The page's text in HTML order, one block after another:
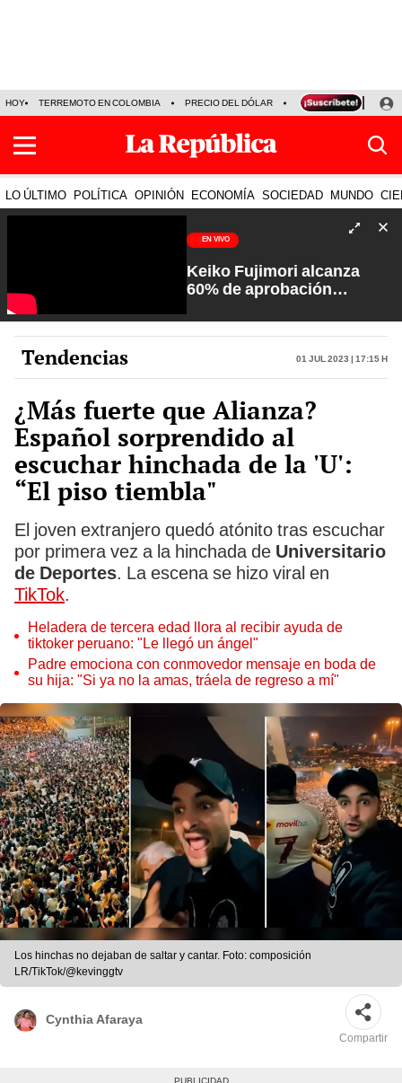
HOY TERREMOTO EN COLOMBIA PRECIO DEL DÓLAR KEIKO FUJIMORI
LO ÚLTIMO POLÍTICA OPINIÓN ECONOMÍA SOCIEDAD MUNDO
EN VIVO
Keiko Fujimori alcanza
60% de aprobación
Rosa María Palacios
Tendencias 01 Jul 2023 | 17:15 h
¿Más fuerte que Alianza?
Español sorprendido al
escuchar hinchada de la 'U':
“El piso tiembla"
El joven extranjero quedó atónito tras escuchar
por primera vez a la hinchada de Universitario
de Deportes. La escena se hizo viral en
TikTok.
Heladera de tercera edad llora al recibir ayuda de
tiktoker peruano: "Le llegó un ángel"
Padre emociona con conmovedor mensaje en boda de
su hija: "Si ya no la amas, tráela de regreso a mí"
Los hinchas no dejaban de saltar y cantar. Foto: composición
LR/TikTok/@kevinggtv
Cynthia Afaraya
Compartir